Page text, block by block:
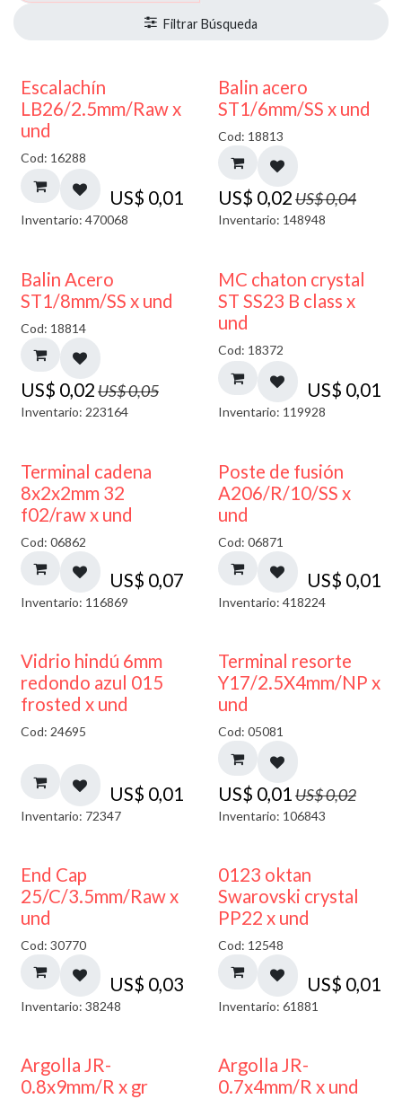
Escalachín
LB26/2.5mm/Raw x
und
Cod: 16288
US$ 0,01
Inventario: 470068
50% DESCUENTO
Balin acero
ST1/6mm/SS x und
Cod: 18813
US$ 0,02US$0,04
Inventario: 148948
50% DESCUENTO
Balin Acero
ST1/8mm/SS x und
Cod: 18814
US$ 0,02US$0,05
Inventario: 223164
MC chaton crystal
ST SS23 B class x
und
Cod: 18372
US$ 0,01
Inventario: 119928
Terminal cadena
8x2x2mm 32
f02/raw x und
Cod: 06862
US$ 0,07
Inventario: 116869
Poste de fusión
A206/R/10/SS x
und
Cod: 06871
US$ 0,01
Inventario: 418224
40% DESCUENTO
Vidrio hindú 6mm
redondo azul 015
frosted x und
Cod: 24695
US$ 0,01
Inventario: 72347
50% DESCUENTO
Terminal resorte
Y17/2.5X4mm/NP x
und
Cod: 05081
US$ 0,01 US$0,02
Inventario: 106843
End Cap
25/C/3.5mm/Raw x
und
Cod: 30770
US$ 0,03
Inventario: 38248
0123 oktan
Swarovski crystal
PP22 x und
Cod: 12548
US$ 0,01
Inventario: 61881
Argolla JR-
0.8x9mm/R x gr
Argolla JR-
0.7x4mm/R x und